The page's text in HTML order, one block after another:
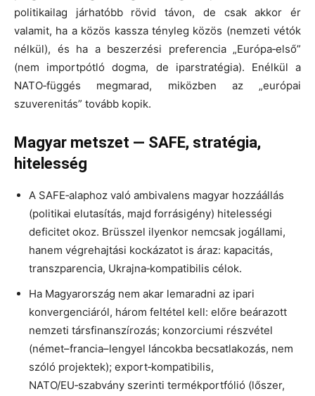
politikailag járhatóbb rövid távon, de csak akkor ér
valamit, ha a közös kassza tényleg közös (nemzeti vétók
nélkül), és ha a beszerzési preferencia „Európa‑első”
(nem importpótló dogma, de iparstratégia). Enélkül a
NATO‑függés megmarad, miközben az „európai
szuverenitás” tovább kopik.
Magyar metszet — SAFE, stratégia,
hitelesség
A SAFE‑alaphoz való ambivalens magyar hozzáállás
(politikai elutasítás, majd forrásigény) hitelességi
deficitet okoz. Brüsszel ilyenkor nemcsak jogállami,
hanem végrehajtási kockázatot is áraz: kapacitás,
transzparencia, Ukrajna‑kompatibilis célok.
Ha Magyarország nem akar lemaradni az ipari
konvergenciáról, három feltétel kell: előre beárazott
nemzeti társfinanszírozás; konzorciumi részvétel
(német–francia–lengyel láncokba becsatlakozás, nem
szóló projektek); export‑kompatibilis,
NATO/EU‑szabvány szerinti termékportfólió (lőszer,